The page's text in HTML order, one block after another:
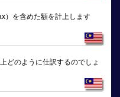
）を含めた額を計上します
どのように仕訳するのでしょ